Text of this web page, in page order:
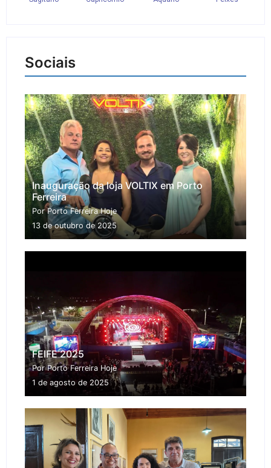
Sociais
Inauguração da loja VOLTIX em Porto
Ferreira
Por Porto Ferreira Hoje
13 de outubro de 2025
FEIFE 2025
Por Porto Ferreira Hoje
1 de agosto de 2025